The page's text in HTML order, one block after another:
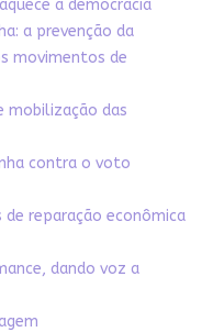
a democracia
a prevenção da
movimentos de
mobilização das
contra o voto
reparação econômica
dando voz a